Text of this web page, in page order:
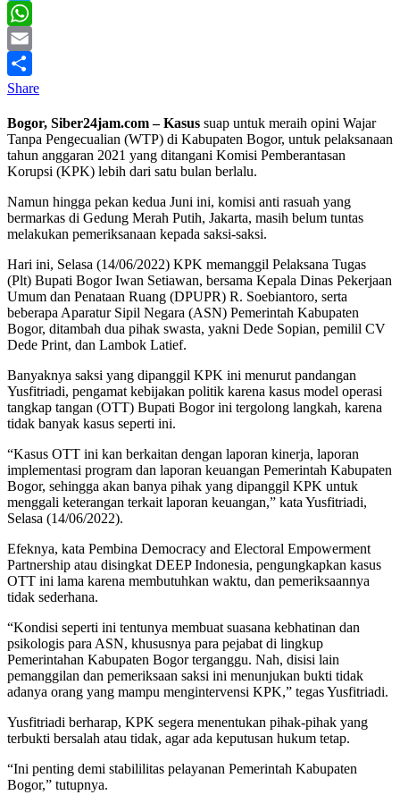
Twitter
WhatsApp
Email
Share
Bogor, Siber24jam.com – Kasus suap untuk meraih opini Wajar
Tanpa Pengecualian (WTP) di Kabupaten Bogor, untuk pelaksanaan
tahun anggaran 2021 yang ditangani Komisi Pemberantasan
Korupsi (KPK) lebih dari satu bulan berlalu.
Namun hingga pekan kedua Juni ini, komisi anti rasuah yang
bermarkas di Gedung Merah Putih, Jakarta, masih belum tuntas
melakukan pemeriksanaan kepada saksi-saksi.
Hari ini, Selasa (14/06/2022) KPK memanggil Pelaksana Tugas
(Plt) Bupati Bogor Iwan Setiawan, bersama Kepala Dinas Pekerjaan
Umum dan Penataan Ruang (DPUPR) R. Soebiantoro, serta
beberapa Aparatur Sipil Negara (ASN) Pemerintah Kabupaten
Bogor, ditambah dua pihak swasta, yakni Dede Sopian, pemilil CV
Dede Print, dan Lambok Latief.
Banyaknya saksi yang dipanggil KPK ini menurut pandangan
Yusfitriadi, pengamat kebijakan politik karena kasus model operasi
tangkap tangan (OTT) Bupati Bogor ini tergolong langkah, karena
tidak banyak kasus seperti ini.
“Kasus OTT ini kan berkaitan dengan laporan kinerja, laporan
implementasi program dan laporan keuangan Pemerintah Kabupaten
Bogor, sehingga akan banya pihak yang dipanggil KPK untuk
menggali keterangan terkait laporan keuangan,” kata Yusfitriadi,
Selasa (14/06/2022).
Efeknya, kata Pembina Democracy and Electoral Empowerment
Partnership atau disingkat DEEP Indonesia, pengungkapkan kasus
OTT ini lama karena membutuhkan waktu, dan pemeriksaannya
tidak sederhana.
“Kondisi seperti ini tentunya membuat suasana kebhatinan dan
psikologis para ASN, khususnya para pejabat di lingkup
Pemerintahan Kabupaten Bogor terganggu. Nah, disisi lain
pemanggilan dan pemeriksaan saksi ini menunjukan bukti tidak
adanya orang yang mampu mengintervensi KPK,” tegas Yusfitriadi.
Yusfitriadi berharap, KPK segera menentukan pihak-pihak yang
terbukti bersalah atau tidak, agar ada keputusan hukum tetap.
“Ini penting demi stabililitas pelayanan Pemerintah Kabupaten
Bogor,” tutupnya.